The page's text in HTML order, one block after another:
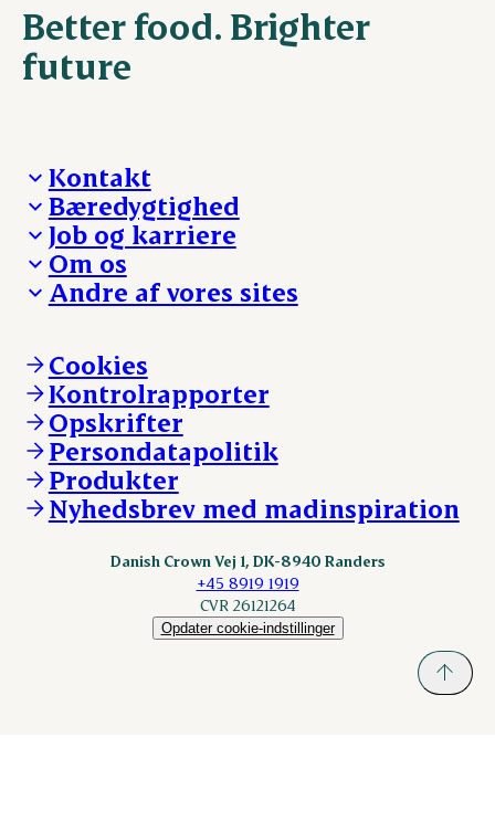
Better food. Brighter
future
Kontakt
Besøg Danish Crown
Presse og nyheder
Reklamationer
Whistleblower
Øvrige henvendelser
Bæredygtighed
Fra jord til bord
Hverdagen
Ansvarlighed og nøgletal
Job og karriere
Arbejd med os
Ledige stillinger
Om os
Hvem er vi
Vores resultater
Vores lokationer
Kontakt
Andre af vores sites
Andelsejere - kreatur
Danishcrownprofessional.com
DAT-Schaub.com
ESS-FOOD.com
Fonden Dansk Gastronomi
KLS.se
nordicspoor.com
Scanhide.dk
Cookies
Kontrolrapporter
Opskrifter
Persondatapolitik
Produkter
Nyhedsbrev med madinspiration
Danish Crown Vej 1, DK-8940 Randers
+45 8919 1919
CVR 26121264
Opdater cookie-indstillinger